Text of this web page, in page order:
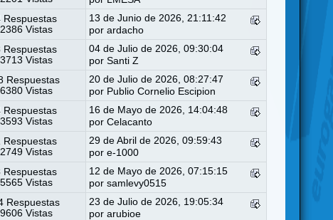
Respuestas
2386 Vistas
13 de Junio de 2026, 21:11:42
porardacho
Respuestas
3713 Vistas
04 de Julio de 2026, 09:30:04
porSanti Z
Respuestas
6380 Vistas
20 de Julio de 2026, 08:27:47
por Publio Cornelio Escipion
Respuestas
3593 Vistas
16 de Mayo de 2026, 14:04:48
porCelacanto
Respuestas
2749 Vistas
29 de Abril de 2026, 09:59:43
pore-1000
Respuestas
5565 Vistas
12 de Mayo de 2026, 07:15:15
porsamlevy0515
Respuestas
9606 Vistas
23 de Julio de 2026, 19:05:34
porarubioe